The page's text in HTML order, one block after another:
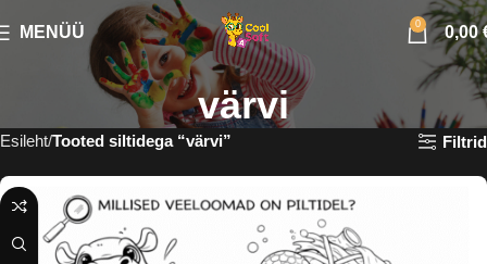
MENÜÜ 0 0,00
värvi
Esileht Tooted siltidega “värvi” Filtrid